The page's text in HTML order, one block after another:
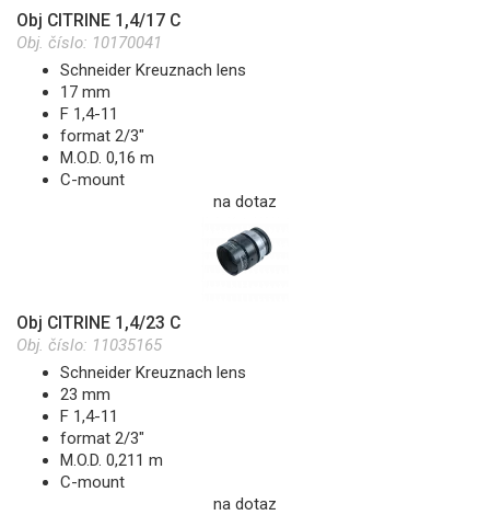
Obj CITRINE 1,4/17 C
Obj. číslo: 10170041
Schneider Kreuznach lens
17 mm
F 1,4-11
format 2/3"
M.O.D. 0,16 m
C-mount
na dotaz
Obj CITRINE 1,4/23 C
Obj. číslo: 11035165
Schneider Kreuznach lens
23 mm
F 1,4-11
format 2/3"
M.O.D. 0,211 m
C-mount
na dotaz